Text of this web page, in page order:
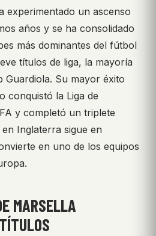
experimentado un ascenso
años y se ha consolidado
más dominantes del fútbol
títulos de liga, la mayoría
Guardiola. Su mayor éxito
conquistó la Liga de
y completó un triplete
Inglaterra sigue en
en uno de los equipos
MARSELLA